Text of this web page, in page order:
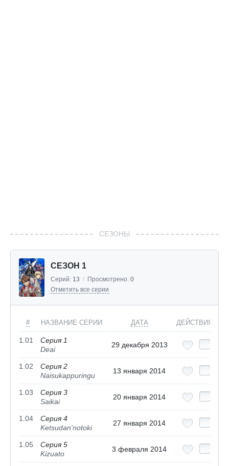
СЕЗОНЫ
СЕЗОН 1
Серий: 13 / Просмотрено: 0
Отметить все серии
# НАЗВАНИЕ СЕРИИ ДАТА ДЕЙСТВИЯ
1.01
Серия 1
Deai
29 декабря 2013
1.02
Серия 2
Naisukappuringu
13 января 2014
1.03
Серия 3
Saikai
20 января 2014
1.04
Серия 4
Ketsudan'notoki
27 января 2014
1.05
Серия 5
Kizuato
3 февраля 2014